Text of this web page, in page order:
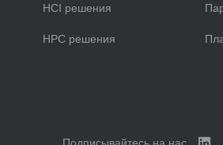
HCI решения
HPC решения